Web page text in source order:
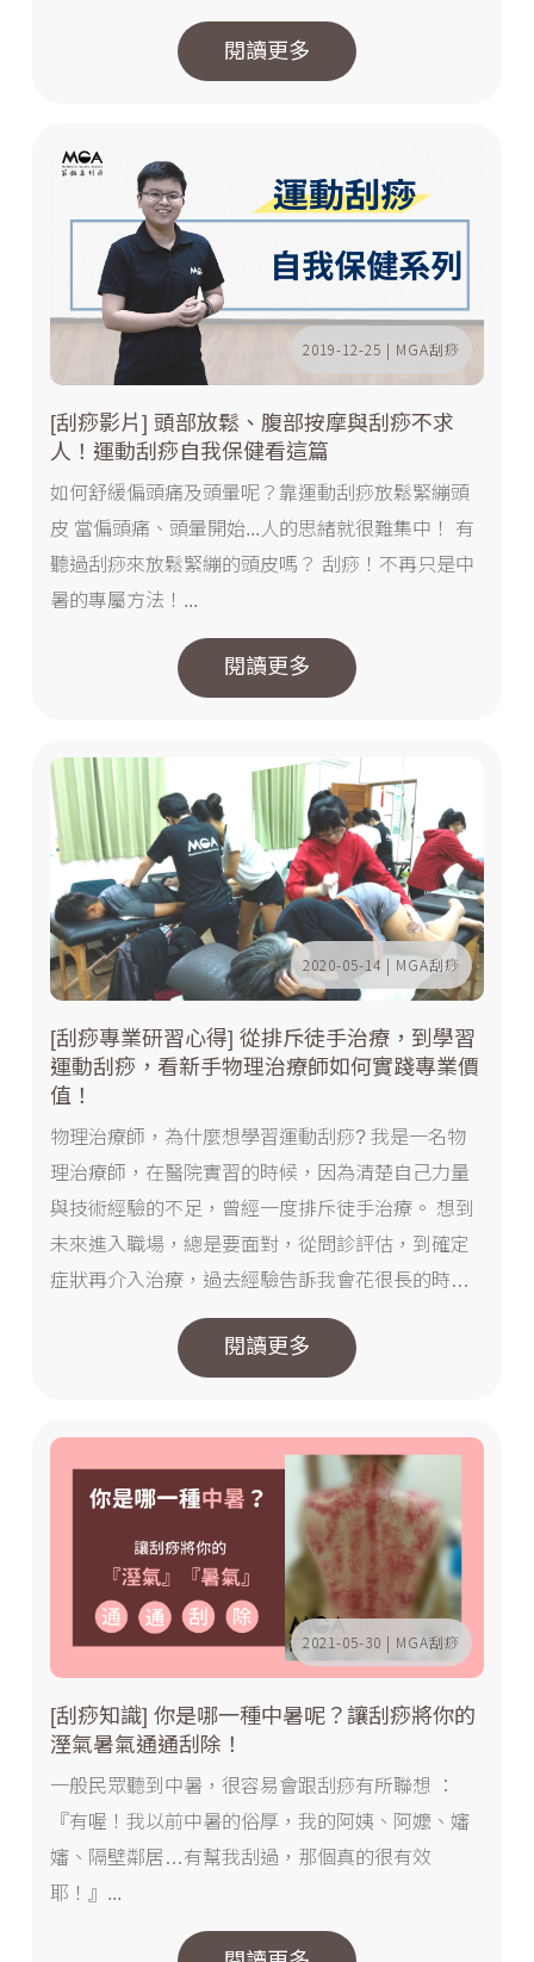
家都看到的部分，那就有點薄弱�...
閱讀更多
2019-12-25 | MGA刮痧
[刮痧影片] 頭部放鬆、腹部按摩與刮痧不求
人！運動刮痧自我保健看這篇
如何舒緩偏頭痛及頭暈呢？靠運動刮痧放鬆緊繃頭
皮 當偏頭痛、頭暈開始...人的思緒就很難集中！ 有
聽過刮痧來放鬆緊繃的頭皮嗎？ 刮痧！不再只是中
暑的專屬方法！...
閱讀更多
2020-05-14 | MGA刮痧
[刮痧專業研習心得] 從排斥徒手治療，到學習
運動刮痧，看新手物理治療師如何實踐專業價
值！
物理治療師，為什麼想學習運動刮痧? 我是一名物
理治療師，在醫院實習的時候，因為清楚自己力量
與技術經驗的不足，曾經一度排斥徒手治療。 想到
未來進入職場，總是要面對，從問診評估，到確定
症狀再介入治療，過去經驗告訴我會花很長的時間
在肌肉放鬆上，還不一定能達到預期效果，而對筋
膜的處理，手感並非能精準到位，導致�...
閱讀更多
2021-05-30 | MGA刮痧
[刮痧知識] 你是哪一種中暑呢？讓刮痧將你的
溼氣暑氣通通刮除！
一般民眾聽到中暑，很容易會跟刮痧有所聯想 ：
『有喔！我以前中暑的俗厚，我的阿姨、阿嬤、嬸
嬸、隔壁鄰居…有幫我刮過，那個真的很有效
耶！』...